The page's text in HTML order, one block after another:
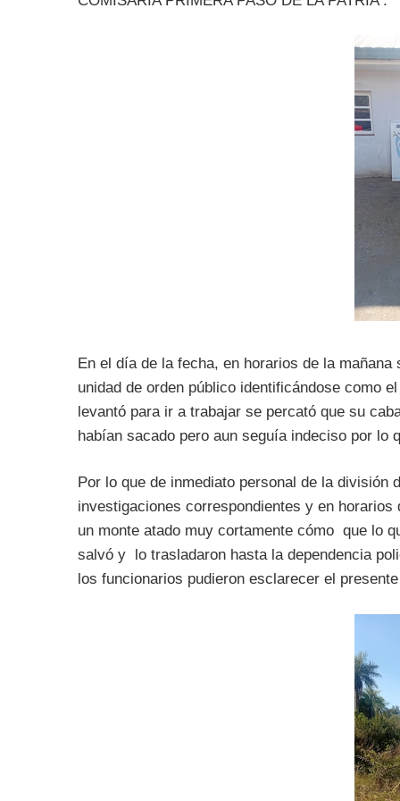
En el día de la fecha, en horarios de la
unidad de orden público identificándose como
levantó para ir a trabajar se percató que su
habían sacado pero aun seguía indeciso por lo
Por lo que de inmediato personal de la
investigaciones correspondientes y en
un monte atado muy cortamente cómo que lo
salvó y lo trasladaron hasta la dependencia
los funcionarios pudieron esclarecer el